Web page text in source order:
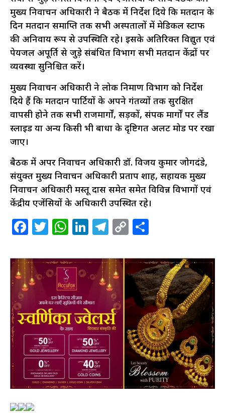
मुख्य निर्वाचन अधिकारी ने बैठक में निर्देश दिये कि मतदान के
दिन मतदान समाप्ति तक सभी अस्पतालों में मेडिकल स्टाफ
की अनिवार्य रूप से उपस्थिति रहे। इसके अतिरिक्त विद्युत एवं
पेयजल अपूर्ति से जुड़े संबंधित विभाग सभी मतदान केंद्रों पर
व्यवस्था सुनिश्चित करें।
मुख्य निर्वाचन अधिकारी ने लोक निर्माण विभाग को निर्देश
दिये हैं कि मतदान पार्टियों के अपने गंतव्यों तक सुरक्षित
वापसी होने तक सभी राजमार्गों, सड़कों, संपर्क मार्गों पर लैंड
स्लाइड या अन्य किसी भी बाधा के दृष्टिगत अलर्ट मोड पर रखा
जाए।
बैठक में अपर निर्वाचन अधिकारी डॉ. विजय कुमार जोगदंडे,
संयुक्त मुख्य निर्वाचन अधिकारी प्रताप शाह, सहायक मुख्य
निर्वाचन अधिकारी मस्तू दास समेत समेत विविन्न विभागों एवं
केंद्रीय एजेंसियों के अधिकारी उपस्थित रहे।
Facebook
Twitter
WhatsApp
LinkedIn
Telegram
Copy